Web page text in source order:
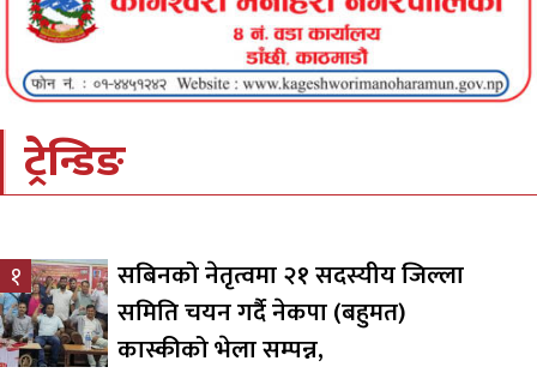
ट्रेन्डिङ
१
सबिनको नेतृत्वमा २१ सदस्यीय जिल्ला
समिति चयन गर्दै नेकपा (बहुमत)
कास्कीको भेला सम्पन्न,